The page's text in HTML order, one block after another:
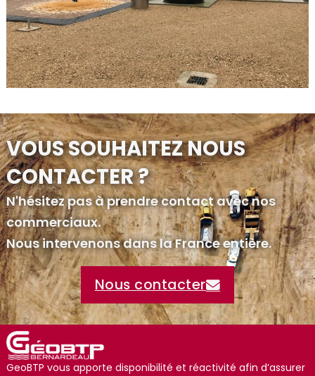
VOUS SOUHAITEZ NOUS
CONTACTER ?
N'hésitez pas à prendre contact avec nos
commerciaux.
Nous intervenons dans la France entière.
Nous contacter
GeoBTP vous apporte disponibilité et réactivité afin d’assurer